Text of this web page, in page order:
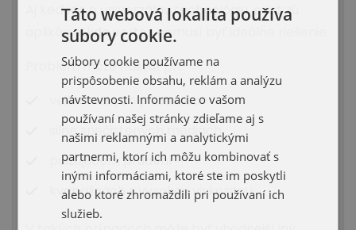
Aj keď ide o univerzálnu technológiu, existujú
aplikácie, kde vortexnemusí byť ideálne riešenie.
Problém môže nastať pri:
veľmi nízkych prietokoch
silne znečistených médiách
pulzujúcom prúdení
kvapalinách s vysokou viskozitou
Táto webová lokalita používa
súbory cookie.
Súbory cookie používame na
prispôsobenie obsahu, reklám a analýzu
návštevnosti. Informácie o vašom
používaní našej stránky zdieľame aj s
našimi reklamnými a analytickými
partnermi, ktorí ich môžu kombinovať s
inými informáciami, ktoré ste im poskytli
alebo ktoré zhromaždili pri používaní ich
služieb.